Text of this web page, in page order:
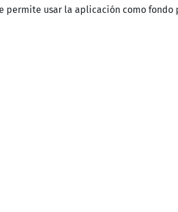
permite usar la aplicación como fondo